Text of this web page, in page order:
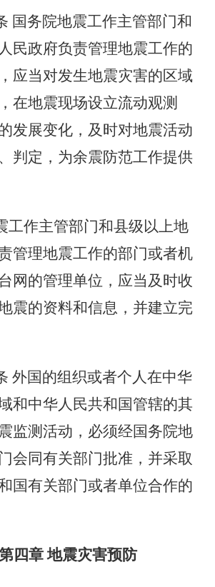
国务院地震工作主管部门和
民政府负责管理地震工作的
应当对发生地震灾害的区域
在地震现场设立流动观测
发展变化，及时对地震活动
判定，为余震防范工作提供
工作主管部门和县级以上地
管理地震工作的部门或者机
网的管理单位，应当及时收
震的资料和信息，并建立完
外国的组织或者个人在中华
和中华人民共和国管辖的其
监测活动，必须经国务院地
会同有关部门批准，并采取
国有关部门或者单位合作的
四章 地震灾害预防